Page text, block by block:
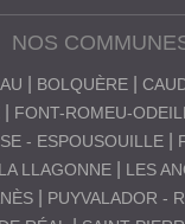
NOS
BOLQUÈRE
FONT-ROMEU-
- ESPOUSOUILLE
LA LLAGONNE LES
PUYVALADOR -